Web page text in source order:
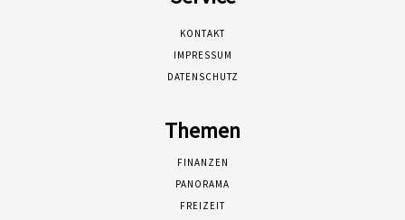
KONTAKT
IMPRESSUM
DATENSCHUTZ
Themen
FINANZEN
PANORAMA
FREIZEIT